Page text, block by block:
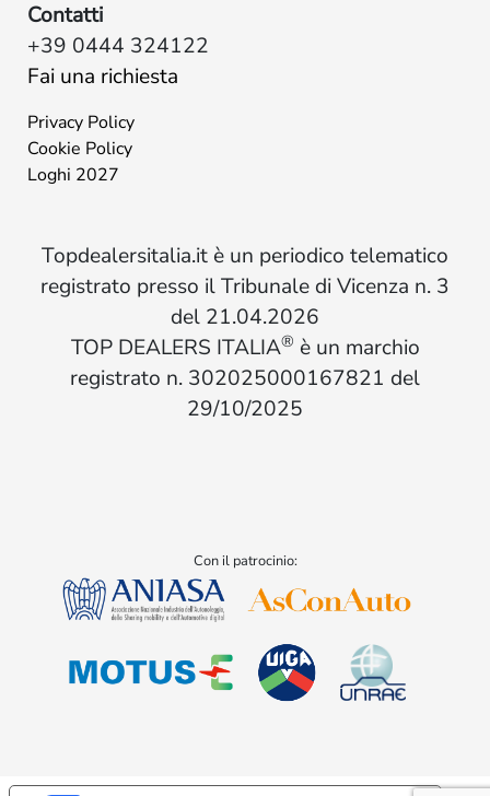
Contatti
+39 0444 324122
Fai una richiesta
Privacy Policy
Cookie Policy
Loghi 2027
Topdealersitalia.it è un periodico telematico
registrato presso il Tribunale di Vicenza n. 3
del 21.04.2026
TOP DEALERS ITALIA® è un marchio
registrato n. 302025000167821 del
29/10/2025
Con il patrocinio: